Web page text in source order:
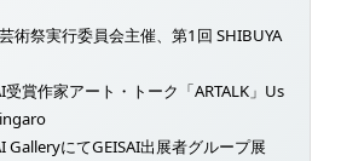
術祭実行委員会主催、第1回 SHIBUYA
賞作家アート・トーク「ARTALK」Us
GalleryにてGEISAI出展者グループ展